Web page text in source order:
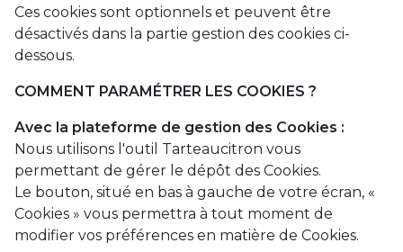
Ces cookies sont optionnels et peuvent être
désactivés dans la partie gestion des cookies ci-
dessous.
COMMENT PARAMÉTRER LES COOKIES ?
Avec la plateforme de gestion des Cookies :
Nous utilisons l'outil Tarteaucitron vous
permettant de gérer le dépôt des Cookies.
Le bouton, situé en bas à gauche de votre écran, «
Cookies » vous permettra à tout moment de
modifier vos préférences en matière de Cookies.